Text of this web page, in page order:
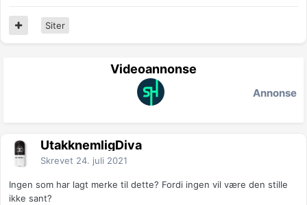
Siter
Videoannonse
Annonse
UtakknemligDiva
Skrevet 24. juli 2021
Ingen som har lagt merke til dette? Fordi ingen vil være den stille
ikke sant?